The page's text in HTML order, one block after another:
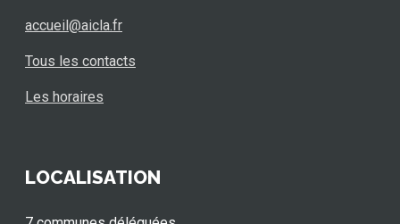
accueil@aicla.fr
Tous les contacts
Les horaires
LOCALISATION